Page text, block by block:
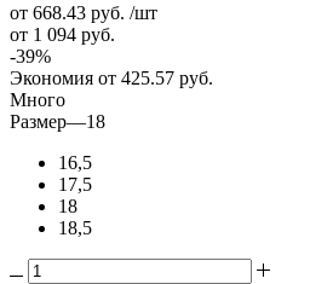
от 668.43 руб. /шт
от 1 094 руб.
-39%
Экономия от 425.57 руб.
Много
Размер—18
16,5
17,5
18
18,5